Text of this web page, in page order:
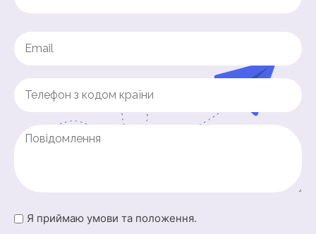
(Обов'язково)
Untitled
Untitled
Я приймаю умови та положення.